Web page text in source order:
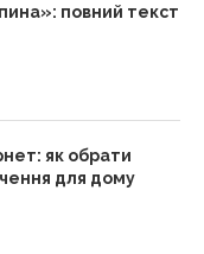
повний текст
як обрати
для дому